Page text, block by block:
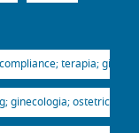
terapia;
ginecologia; ostetricia;